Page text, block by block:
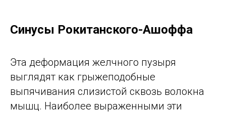
Синусы Рокитанского-Ашоффа
Эта деформация желчного пузыря
выглядят как грыжеподобные
выпячивания слизистой сквозь волокна
мышц. Наиболее выраженными эти